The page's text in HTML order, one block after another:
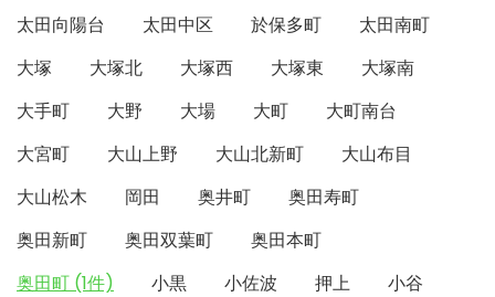
太田向陽台
太田中区 於保多町
太田南町
大塚
大塚北 大塚西 大塚東
大塚南
大手町
大野 大場 大町
大町南台
大宮町
大山上野 大山北新町
大山布目
大山松木
岡田 奥井町
奥田寿町
奥田新町
奥田双葉町
奥田本町
奥田町 (1件)
小黒 小佐波 押上
小谷